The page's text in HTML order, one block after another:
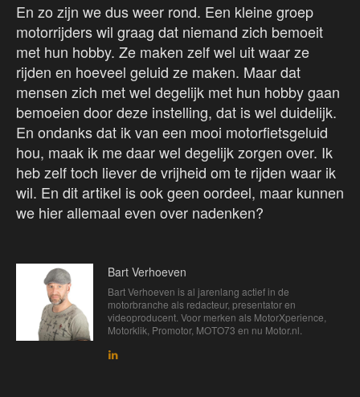
En zo zijn we dus weer rond. Een kleine groep
motorrijders wil graag dat niemand zich bemoeit
met hun hobby. Ze maken zelf wel uit waar ze
rijden en hoeveel geluid ze maken. Maar dat
mensen zich met wel degelijk met hun hobby gaan
bemoeien door deze instelling, dat is wel duidelijk.
En ondanks dat ik van een mooi motorfietsgeluid
hou, maak ik me daar wel degelijk zorgen over. Ik
heb zelf toch liever de vrijheid om te rijden waar ik
wil. En dit artikel is ook geen oordeel, maar kunnen
we hier allemaal even over nadenken?
Bart Verhoeven
Bart Verhoeven is al jarenlang actief in de
motorbranche als redacteur, presentator en
videoproducent. Voor merken als MotorXperience,
Motorklik, Promotor, MOTO73 en nu Motor.nl.